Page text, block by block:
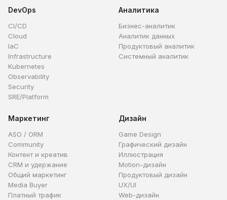
DevOps
CI/CD
Cloud
IaC
Infrastructure
Kubernetes
Observability
Security
SRE/Platform
Аналитика
Бизнес-аналитик
Аналитик данных
Продуктовый аналитик
Системный аналитик
Маркетинг
ASO / ORM
Community
Контент и креатив
CRM и удержание
Общий маркетинг
Media Buyer
Платный трафик
Дизайн
Game Design
Графический дизайн
Иллюстрация
Motion-дизайн
Продуктовый дизайн
UX/UI
Web-дизайн